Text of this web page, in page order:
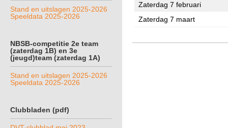
Stand en uitslagen 2025-2026
Speeldata 2025-2026
NBSB-competitie 2e team
(zaterdag 1B) en 3e
(jeugd)team (zaterdag 1A)
Stand en uitslagen 2025-2026
Speeldata 2025-2026
Clubbladen (pdf)
Zaterdag 7 februari
Zaterdag 7 maart